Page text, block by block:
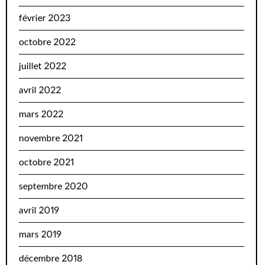
février 2023
octobre 2022
juillet 2022
avril 2022
mars 2022
novembre 2021
octobre 2021
septembre 2020
avril 2019
mars 2019
décembre 2018